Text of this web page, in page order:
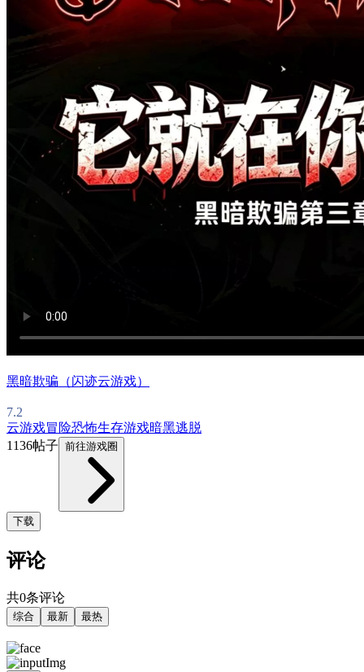
黑暗欺骗（闪迹云游戏）
7.2
云游戏冒险恐怖生存游戏暗黑逃脱
1136帖子 前往游戏圈
下载
评论
共0条评论
综合 最新 最热